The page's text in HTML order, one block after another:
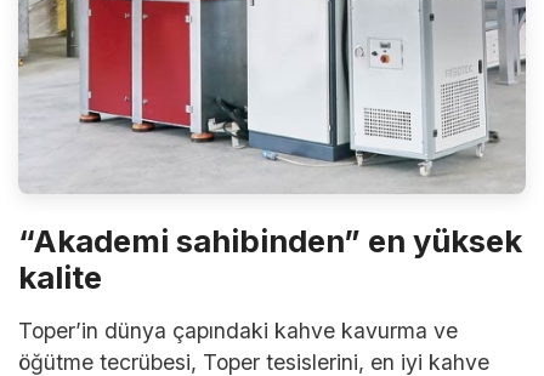
“Akademi sahibinden” en yüksek
kalite
Toper’in dünya çapındaki kahve kavurma ve
öğütme tecrübesi, Toper tesislerini, en iyi kahve